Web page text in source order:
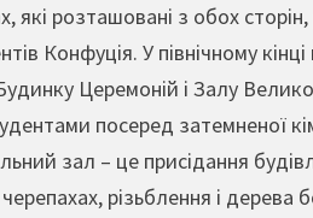
розташовані з обох сторін,
Конфуція. У північному
Церемоній і Залу
посеред затемненої
зал – це присідання
різьблення і дерева